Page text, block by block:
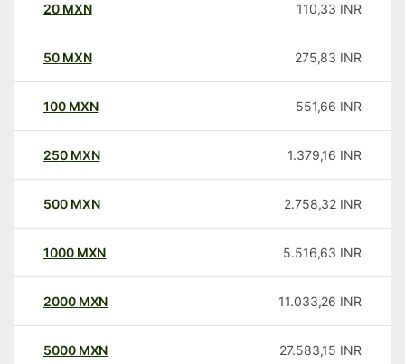
20 MXN 110,33 INR
50 MXN 275,83 INR
100 MXN 551,66 INR
250 MXN 1.379,16 INR
500 MXN 2.758,32 INR
1000 MXN 5.516,63 INR
2000 MXN 11.033,26 INR
5000 MXN 27.583,15 INR